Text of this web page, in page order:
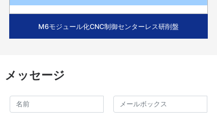
M6モジュール化CNC制御センターレス研削盤
メッセージ